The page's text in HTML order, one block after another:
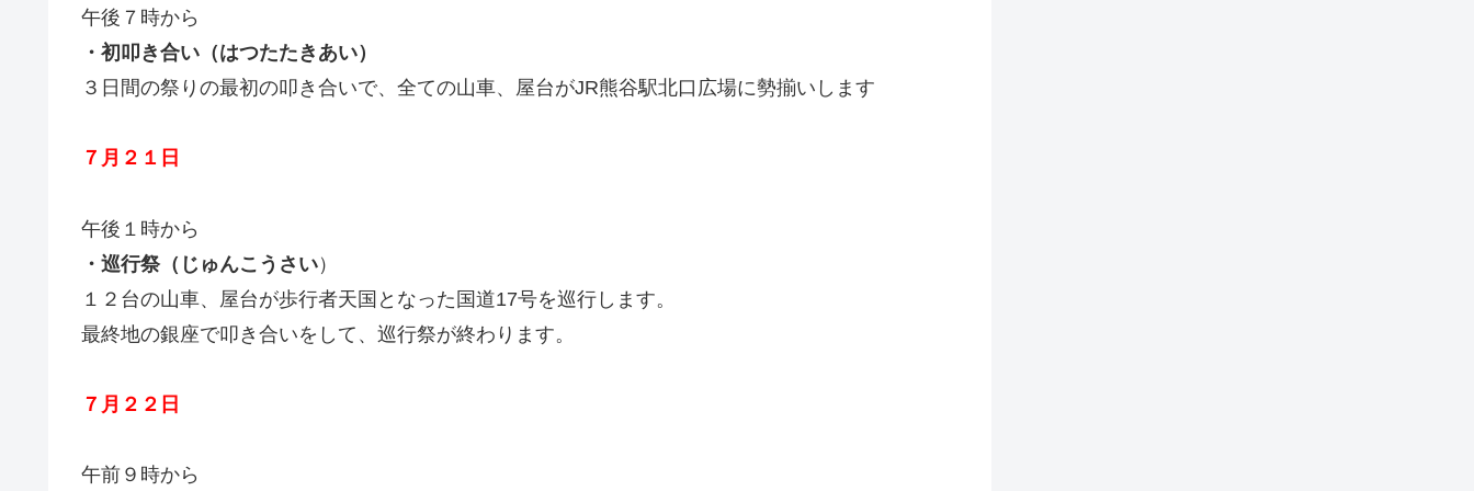
午後７時から
・初叩き合い（はつたたきあい）
３日間の祭りの最初の叩き合いで、全ての山車、屋台がJR熊谷駅北口広場に勢揃いします
７月２１日
午後１時から
・巡行祭（じゅんこうさい）
１２台の山車、屋台が歩行者天国となった国道17号を巡行します。
最終地の銀座で叩き合いをして、巡行祭が終わります。
７月２２日
午前９時から